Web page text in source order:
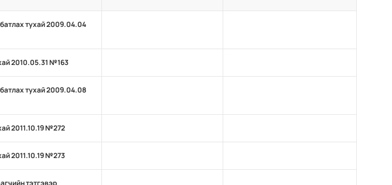
тухай 2009.04.04
2010.05.31 №163
тухай 2009.04.08
2011.10.19 №272
2011.10.19 №273
тэтгэвэр